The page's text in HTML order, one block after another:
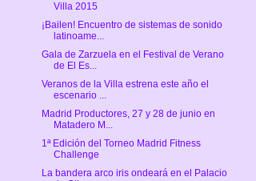
Villa 2015
¡Bailen! Encuentro de sistemas de sonido
latinoame...
Gala de Zarzuela en el Festival de Verano
de El Es...
Veranos de la Villa estrena este año el
escenario ...
Madrid Productores, 27 y 28 de junio en
Matadero M...
1ª Edición del Torneo Madrid Fitness
Challenge
La bandera arco iris ondeará en el Palacio